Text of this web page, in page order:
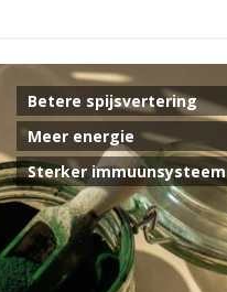
Betere spijsvertering
Meer energie
Sterker immuunsysteem